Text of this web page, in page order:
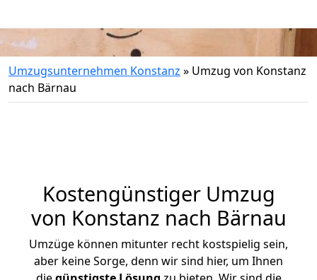
Umzugsunternehmen Konstanz » Umzug von Konstanz
nach Bärnau
Kostengünstiger Umzug
von Konstanz nach Bärnau
Umzüge können mitunter recht kostspielig sein,
aber keine Sorge, denn wir sind hier, um Ihnen